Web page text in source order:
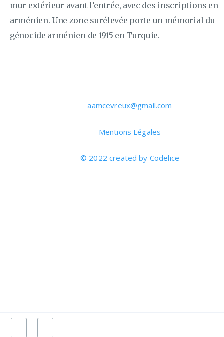
mur extérieur avant l’entrée, avec des inscriptions en
arménien. Une zone surélevée porte un mémorial du
génocide arménien de 1915 en Turquie.
aamcevreux@gmail.com
Mentions Légales
© 2022 created by Codelice